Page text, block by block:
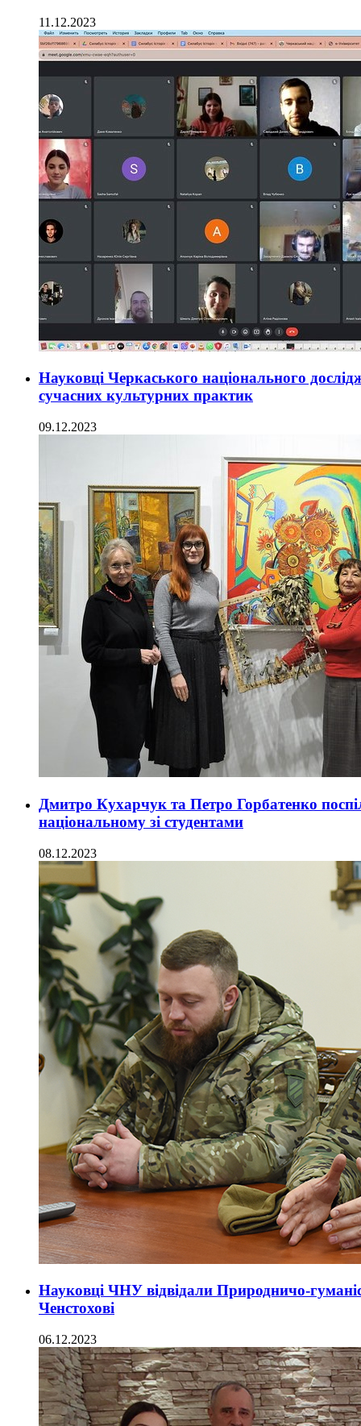
11.12.2023
Науковці Черкаського національного
сучасних культурних практик
09.12.2023
Дмитро Кухарчук та Петро Горбатенко
національному зі студентами
08.12.2023
Науковці ЧНУ відвідали Природничо-
Ченстохові
06.12.2023